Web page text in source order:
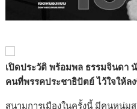
เปิดประวัติ พร้อมพล ธรรมจินดา
คนที่พรรคประชาธิปัตย์ ไว้ใจให้ล
สนามการเมืองในครั้งนี้ มีคนหนุ่ม